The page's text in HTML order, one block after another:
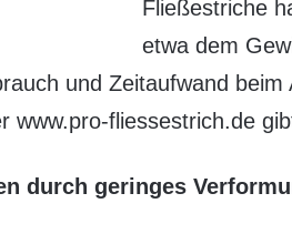
Fließestriche
etwa dem
und Zeitaufwand
www.pro-fliessestrich.de
durch geringes